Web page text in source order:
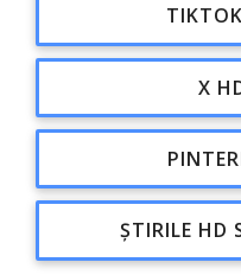
X
ȘTIRILE HD